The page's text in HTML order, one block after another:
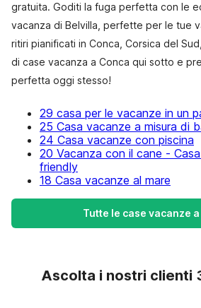
gratuita. Goditi la fuga perfetta con le
vacanza di Belvilla, perfette per le tue
ritiri pianificati in Conca, Corsica del
di case vacanza a Conca qui sotto e
perfetta oggi stesso!
29 casa per le vacanze in un
25 Casa vacanze a misura di
24 Casa vacanze con piscina
20 Vacanza con il cane -
friendly
18 Casa vacanze al mare
Tutte le case vacanze
Ascolta i nostri clienti